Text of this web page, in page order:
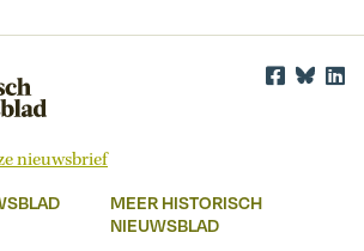
nieuwsbrief
MEER HISTORISCH
NIEUWSBLAD